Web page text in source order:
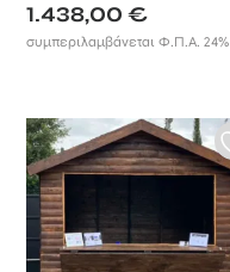
1.438,00€
συμπεριλαμβάνεται Φ.Π.Α. 24%